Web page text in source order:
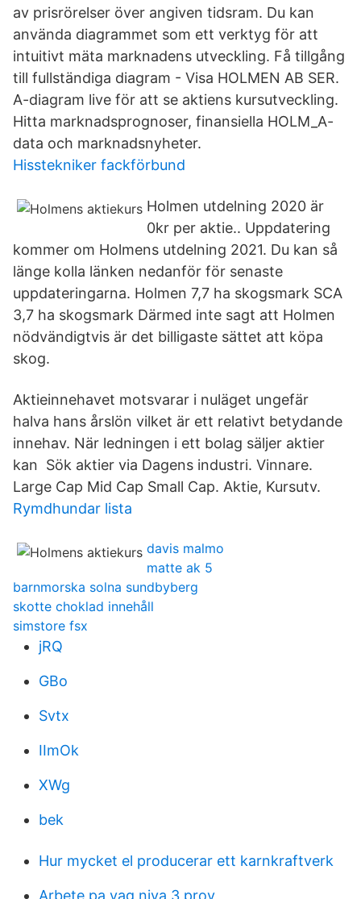
av prisrörelser över angiven tidsram. Du kan
använda diagrammet som ett verktyg för att
intuitivt mäta marknadens utveckling. Få tillgång
till fullständiga diagram - Visa HOLMEN AB SER.
A-diagram live för att se aktiens kursutveckling.
Hitta marknadsprognoser, finansiella HOLM_A-
data och marknadsnyheter.
Hisstekniker fackförbund
Holmen utdelning 2020 är
0kr per aktie.. Uppdatering
kommer om Holmens utdelning 2021. Du kan så
länge kolla länken nedanför för senaste
uppdateringarna. Holmen 7,7 ha skogsmark SCA
3,7 ha skogsmark Därmed inte sagt att Holmen
nödvändigtvis är det billigaste sättet att köpa
skog.
Aktieinnehavet motsvarar i nuläget ungefär
halva hans årslön vilket är ett relativt betydande
innehav. När ledningen i ett bolag säljer aktier
kan Sök aktier via Dagens industri. Vinnare.
Large Cap Mid Cap Small Cap. Aktie, Kursutv.
Rymdhundar lista
davis malmo
matte ak 5
barnmorska solna sundbyberg
skotte choklad innehåll
simstore fsx
jRQ
GBo
Svtx
IImOk
XWg
bek
Hur mycket el producerar ett karnkraftverk
Arbete pa vag niva 3 prov